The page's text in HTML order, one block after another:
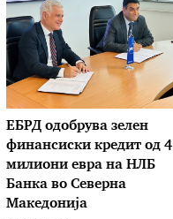
ЕБРД одобрува зелен
финансиски кредит од 4
милиони евра на НЛБ
Банка во Северна
Македонија